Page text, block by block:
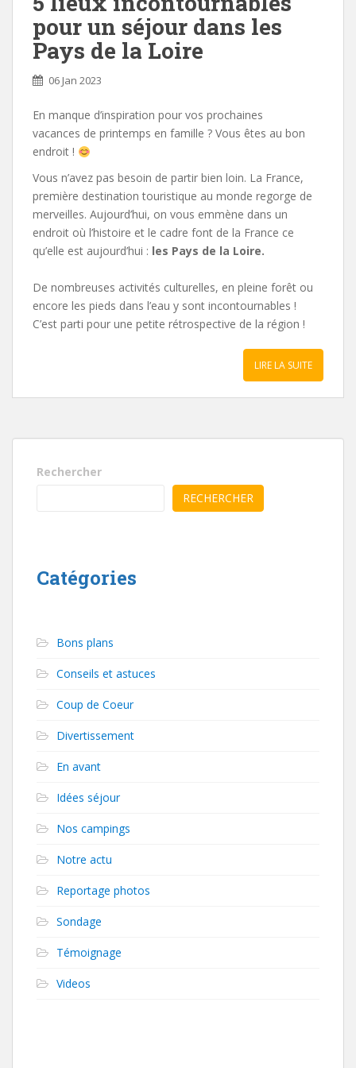
pour un séjour dans les
Pays de la Loire
06 Jan 2023
En manque d’inspiration pour vos prochaines
vacances de printemps en famille ? Vous êtes au bon
endroit !
Vous n’avez pas besoin de partir bien loin. La France,
première destination touristique au monde regorge de
merveilles. Aujourd’hui, on vous emmène dans un
endroit où l’histoire et le cadre font de la France ce
qu’elle est aujourd’hui : les Pays de la Loire.
De nombreuses activités culturelles, en pleine forêt ou
encore les pieds dans l’eau y sont incontournables !
C’est parti pour une petite rétrospective de la région !
LIRE LA SUITE
Rechercher
RECHERCHER
Catégories
Bons plans
Conseils et astuces
Coup de Coeur
Divertissement
En avant
Idées séjour
Nos campings
Notre actu
Reportage photos
Sondage
Témoignage
Videos